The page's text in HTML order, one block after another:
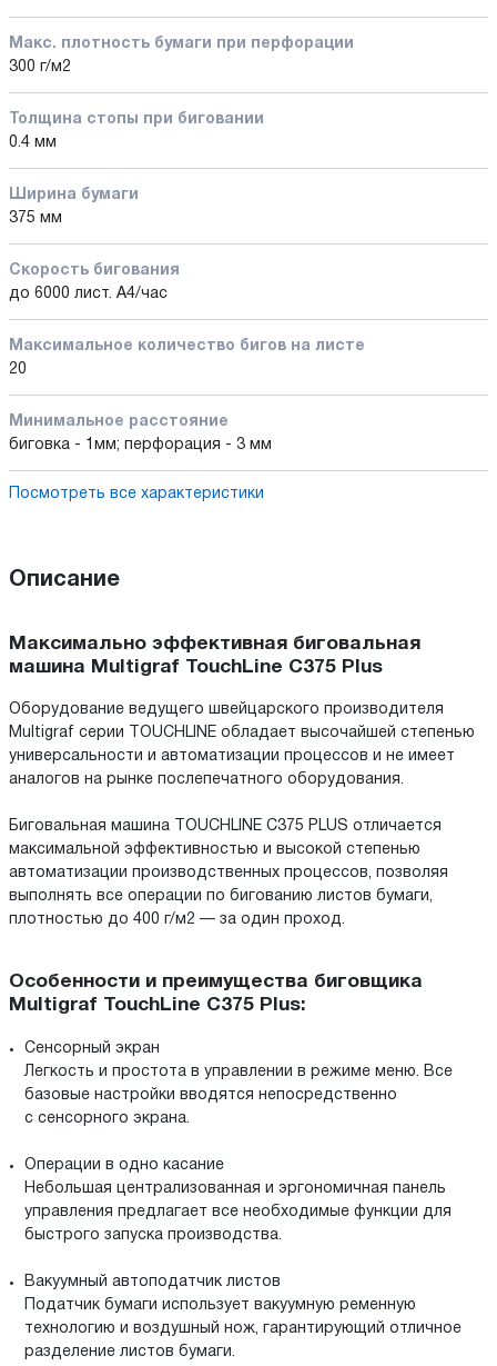
Макс. плотность бумаги при перфорации
300 г/м2
Толщина стопы при биговании
0.4 мм
Ширина бумаги
375 мм
Скорость бигования
до 6000 лист. А4/час
Максимальное количество бигов на листе
20
Минимальное расстояние
биговка - 1мм; перфорация - 3 мм
Посмотреть все характеристики
Описание
Максимально эффективная биговальная
машина Multigraf TouchLine C375 Plus
Оборудование ведущего швейцарского производителя
Multigraf серии TOUCHLINE обладает высочайшей степенью
универсальности и автоматизации процессов и не имеет
аналогов на рынке послепечатного оборудования.
Биговальная машина TOUCHLINE C375 PLUS отличается
максимальной эффективностью и высокой степенью
автоматизации производственных процессов, позволяя
выполнять все операции по бигованию листов бумаги,
плотностью до 400 г/м2 — за один проход.
Особенности и преимущества биговщика
Multigraf TouchLine C375 Plus:
Сенсорный экран
Легкость и простота в управлении в режиме меню. Все
базовые настройки вводятся непосредственно
с сенсорного экрана.
Операции в одно касание
Небольшая централизованная и эргономичная панель
управления предлагает все необходимые функции для
быстрого запуска производства.
Вакуумный автоподатчик листов
Податчик бумаги использует вакуумную ременную
технологию и воздушный нож, гарантирующий отличное
разделение листов бумаги.